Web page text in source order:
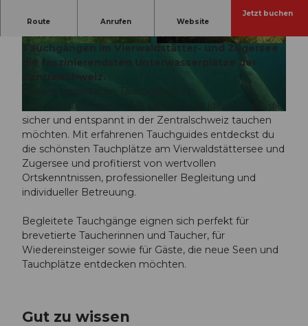
© DTC Tauchschuleluzern.ch | KI-optimiert | CC-BY
© DTC Tauchschuleluzern.ch | KI-optimiert |
© DTC Tauchschuleluzern.ch | KI-optimiert |
Route Anrufen Website
Jetzt buchen
Brevetierte Taucher und Wiedereinsteiger
entdecken bei professionell begleiteten
Tauchgängen im Vierwaldstätter- und Zugersee
die faszinierendsten Unterwasserplätze der
Zentralschweiz.
Vierwaldstättersee und Zugersee sind ideal für alle, die
sicher und entspannt in der Zentralschweiz tauchen
möchten. Mit erfahrenen Tauchguides entdeckst du
die schönsten Tauchplätze am Vierwaldstättersee und
Zugersee und profitierst von wertvollen
Ortskenntnissen, professioneller Begleitung und
individueller Betreuung.
Begleitete Tauchgänge eignen sich perfekt für
brevetierte Taucherinnen und Taucher, für
Wiedereinsteiger sowie für Gäste, die neue Seen und
Tauchplätze entdecken möchten.
Gut zu wissen